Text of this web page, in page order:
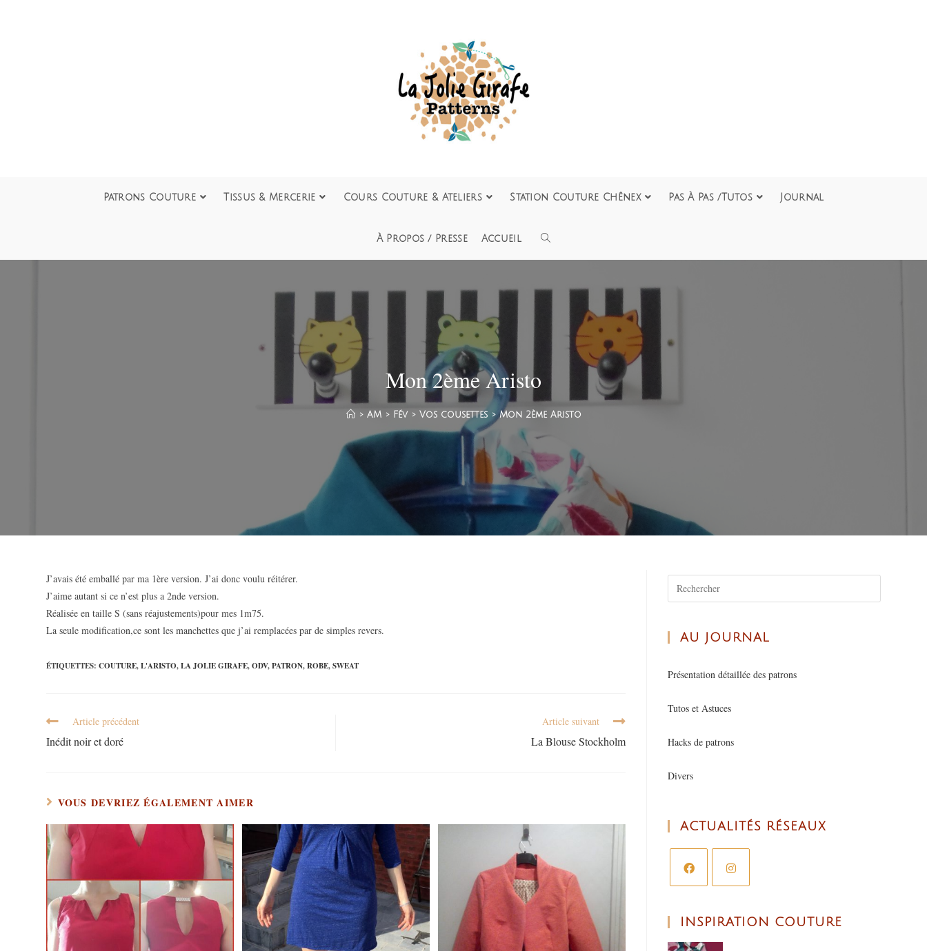
Patrons Couture Tissus & Mercerie Cours Couture & Ateliers Station Couture Chênex Pas À Pas /Tutos Journal
À Propos / Presse Accueil
Mon 2ème Aristo
> AM > Fév > Vos cousettes > Mon 2ème Aristo
J’avais été emballé par ma 1ère version. J’ai donc voulu réitérer.
J’aime autant si ce n’est plus a 2nde version.
Réalisée en taille S (sans réajustements)pour mes 1m75.
La seule modification,ce sont les manchettes que j’ai remplacées par de simples revers.
ÉTIQUETTES:COUTURE, L'ARISTO, LA JOLIE GIRAFE, ODV, PATRON, ROBE, SWEAT
Article précédent
Inédit noir et doré
Article suivant
La Blouse Stockholm
VOUS DEVRIEZ ÉGALEMENT AIMER
AU JOURNAL
Présentation détaillée des patrons
Tutos et Astuces
Hacks de patrons
Divers
ACTUALITÉS RÉSEAUX
INSPIRATION COUTURE